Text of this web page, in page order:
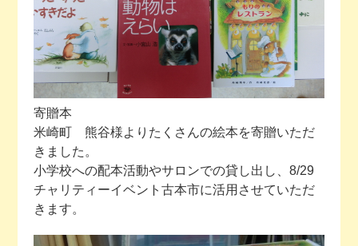
ファンクラブのご案内
お問い合わせ
寄贈本
米崎町 熊谷様よりたくさんの絵本を寄贈いただ
きました。
小学校への配本活動やサロンでの貸し出し、8/29
チャリティーイベント古本市に活用させていただ
きます。